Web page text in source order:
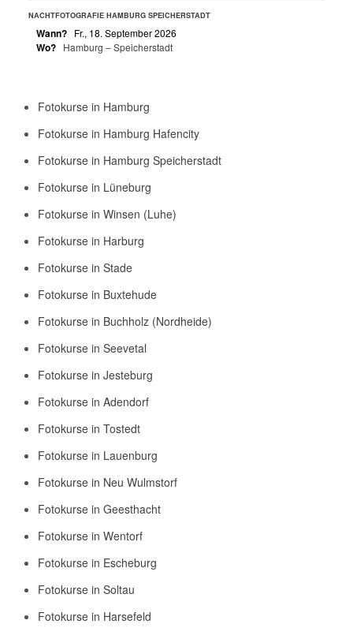
NACHTFOTOGRAFIE HAMBURG SPEICHERSTADT
Wann? Fr., 18. September 2026
Wo? Hamburg – Speicherstadt
Fotokurse in Hamburg
Fotokurse in Hamburg Hafencity
Fotokurse in Hamburg Speicherstadt
Fotokurse in Lüneburg
Fotokurse in Winsen (Luhe)
Fotokurse in Harburg
Fotokurse in Stade
Fotokurse in Buxtehude
Fotokurse in Buchholz (Nordheide)
Fotokurse in Seevetal
Fotokurse in Jesteburg
Fotokurse in Adendorf
Fotokurse in Tostedt
Fotokurse in Lauenburg
Fotokurse in Neu Wulmstorf
Fotokurse in Geesthacht
Fotokurse in Wentorf
Fotokurse in Escheburg
Fotokurse in Soltau
Fotokurse in Harsefeld